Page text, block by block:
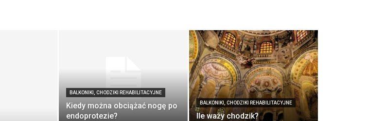
BALKONIKI, CHODZIKI REHABILITACYJNE
Kiedy można obciążać nogę po
endoprotezie?
BALKONIKI, CHODZIKI REHABILITACYJNE
Ile waży chodzik?